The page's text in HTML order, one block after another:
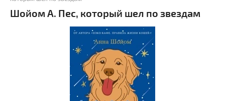
Шойом А. Пес, который шел по звездам